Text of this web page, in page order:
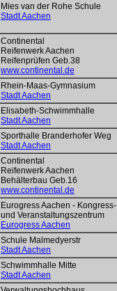
Mies van der Rohe Schule
Stadt Aachen
Continental
Reifenwerk Aachen
Reifenprüfen Geb.38
www.continental.de
Rhein-Maas-Gymnasium
Stadt Aachen
Elisabeth-Schwimmhalle
Stadt Aachen
Sporthalle Branderhofer Weg
Stadt Aachen
Continental
Reifenwerk Aachen
Behälterbau Geb.16
www.continental.de
Eurogress Aachen - Kongress-
und Veranstaltungszentrum
Eurogress Aachen
Schule Malmedyerstr
Stadt Aachen
Schwimmhalle Mitte
Stadt Aachen